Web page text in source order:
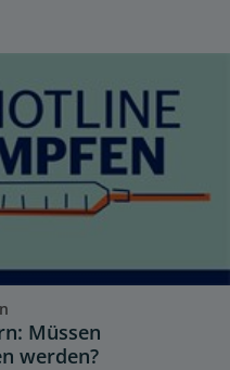
Müssen
werden?